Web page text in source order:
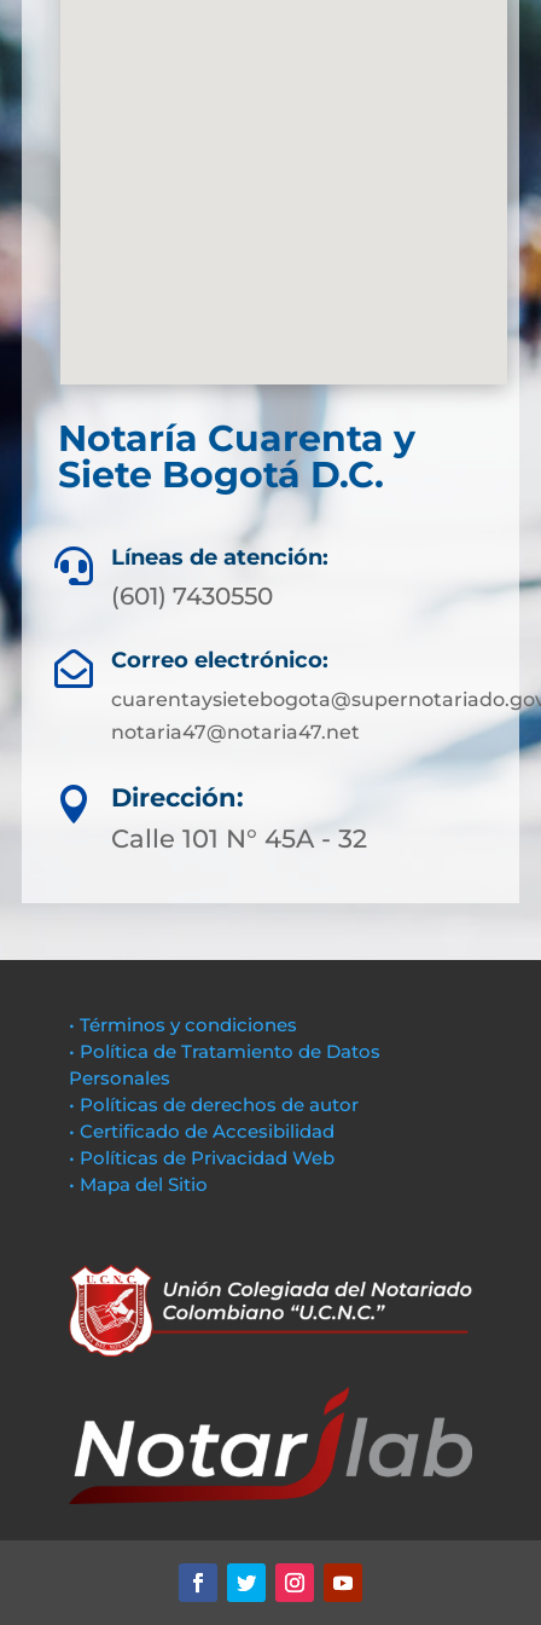
Notaría Cuarenta y
Siete Bogotá D.C.
 Líneas de atención:
(601) 7430550
 Correo electrónico:
notaria47@notaria47.net

Dirección:
Calle 101 N° 45A - 32
• Términos y condiciones
• Política de Tratamiento de Datos
Personales
• Políticas de derechos de autor
• Certificado de Accesibilidad
• Políticas de Privacidad Web
• Mapa del Sitio